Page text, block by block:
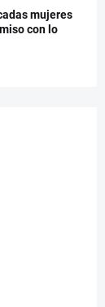
mujeres
con lo